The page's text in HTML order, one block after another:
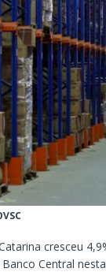
cresceu
Central